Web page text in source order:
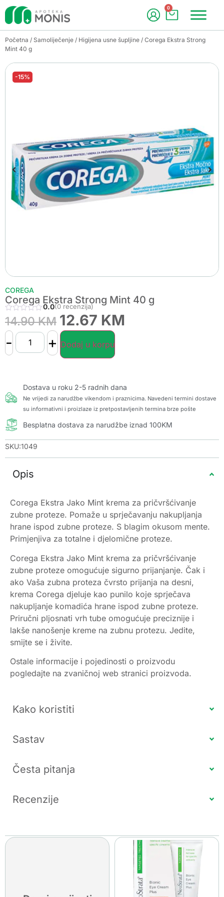
0
Početna / Samoliječenje / Higijena usne šupljine / Corega Ekstra Strong
Mint 40 g
-15%
COREGA
Corega Ekstra Strong Mint 40 g
0.0(0 recenzija)
14.90KM 12.67 KM
- + Dodaj u korpu
Dostava u roku 2-5 radnih dana
Ne vrijedi za narudžbe vikendom i praznicima. Navedeni termini dostave
su informativni i proizlaze iz pretpostavljenih termina brze pošte
Besplatna dostava za narudžbe iznad 100KM
SKU:1049
Opis
Corega Ekstra Jako Mint krema za pričvršćivanje
zubne proteze. Pomaže u sprječavanju nakupljanja
hrane ispod zubne proteze. S blagim okusom mente.
Primjenjiva za totalne i djelomične proteze.
Corega Ekstra Jako Mint krema za pričvršćivanje
zubne proteze omogućuje sigurno prijanjanje. Čak i
ako Vaša zubna proteza čvrsto prijanja na desni,
krema Corega djeluje kao punilo koje sprječava
nakupljanje komadića hrane ispod zubne proteze.
Priručni pljosnati vrh tube omogućuje preciznije i
lakše nanošenje kreme na zubnu protezu. Jedite,
smijte se i živite.
Ostale informacije i pojedinosti o proizvodu
pogledajte na zvaničnoj web stranici proizvoda.
Kako koristiti
Sastav
Česta pitanja
Recenzije